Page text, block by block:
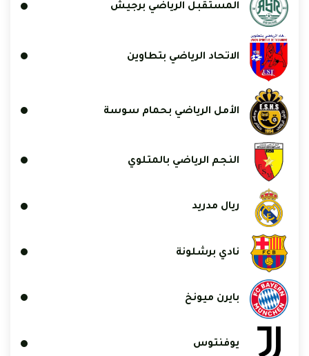
المستقبل الرياضي برجيش
الاتحاد الرياضي بتطاوين
الأمل الرياضي بحمام سوسة
النجم الرياضي بالمتلوي
ريال مدريد
نادي برشلونة
بايرن ميونخ
يوفنتوس